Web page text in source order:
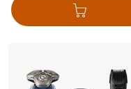
Aggiungi al carrello